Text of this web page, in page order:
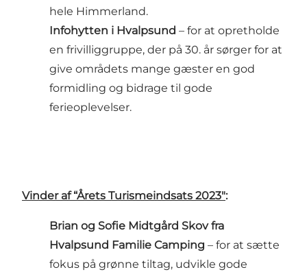
hele Himmerland.
Infohytten i Hvalpsund – for at opretholde
en frivilliggruppe, der på 30. år sørger for at
give områdets mange gæster en god
formidling og bidrage til gode
ferieoplevelser.
Vinder af “Årets Turismeindsats 2023":
Brian og Sofie Midtgård Skov fra
Hvalpsund Familie Camping – for at sætte
fokus på grønne tiltag, udvikle gode